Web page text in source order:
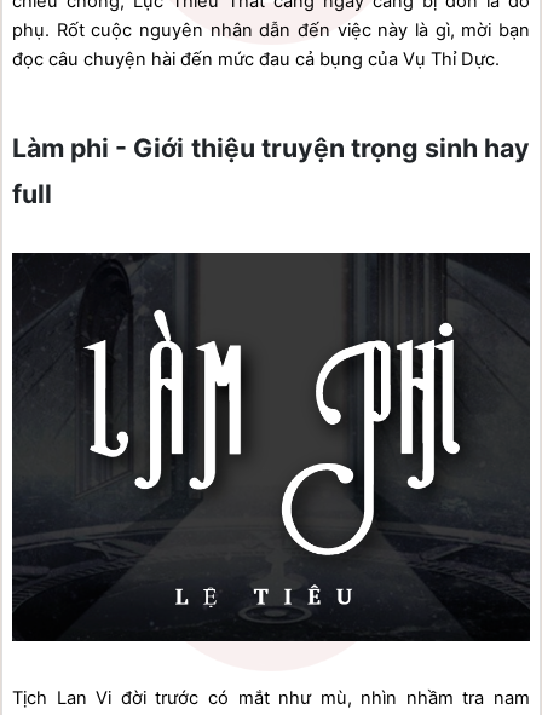
phụ. Rốt cuộc nguyên nhân dẫn đến việc này là gì, mời bạn
đọc câu chuyện hài đến mức đau cả bụng của Vụ Thỉ Dực.
Làm phi - Giới thiệu truyện trọng sinh hay
full
Tịch Lan Vi đời trước có mắt như mù, nhìn nhầm tra nam